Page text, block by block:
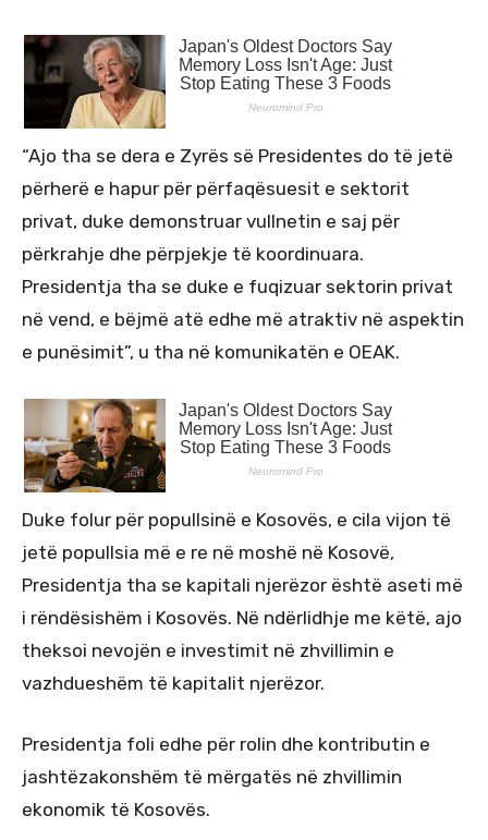
“Ajo tha se dera e Zyrës së Presidentes do të jetë
përherë e hapur për përfaqësuesit e sektorit
privat, duke demonstruar vullnetin e saj për
përkrahje dhe përpjekje të koordinuara.
Presidentja tha se duke e fuqizuar sektorin privat
në vend, e bëjmë atë edhe më atraktiv në aspektin
e punësimit”, u tha në komunikatën e OEAK.
Duke folur për popullsinë e Kosovës, e cila vijon të
jetë popullsia më e re në moshë në Kosovë,
Presidentja tha se kapitali njerëzor është aseti më
i rëndësishëm i Kosovës. Në ndërlidhje me këtë, ajo
theksoi nevojën e investimit në zhvillimin e
vazhdueshëm të kapitalit njerëzor.
Presidentja foli edhe për rolin dhe kontributin e
jashtëzakonshëm të mërgatës në zhvillimin
ekonomik të Kosovës.